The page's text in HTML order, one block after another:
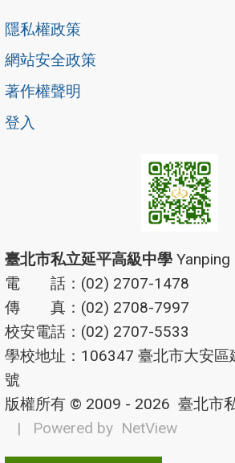
隱私權政策
網站安全政策
著作權聲明
登入
臺北市私立延平高級中學 Yanping
電 話：(02) 2707-1478
傳 真：(02) 2708-7997
校安電話：(02) 2707-5533
學校地址：106347 臺北市大安區
號
版權所有 © 2009 - 2026 臺北市
| Powered by NetView